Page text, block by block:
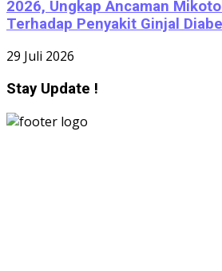
2026, Ungkap Ancaman
Terhadap Penyakit Ginjal
29 Juli 2026
Stay Update !